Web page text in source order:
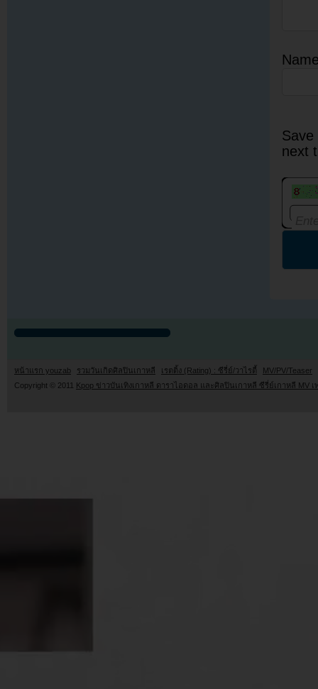
next
หน้าแรก youzab รวมวันเกิดศิลปินเกาหลี เรตติ้ง (Rating) : ซีรี่ย์/วาไรตี้
MV/PV/Teaser
Copyright © 2011
Kpop ข่าวบันเทิงเกาหลี ดาราไอดอล และศิลปินเกาหลี ซีรี่ย์เกาหลี MV